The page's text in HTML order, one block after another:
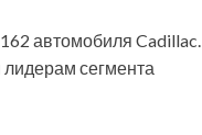
автомобиля Cadillac.
сегмента